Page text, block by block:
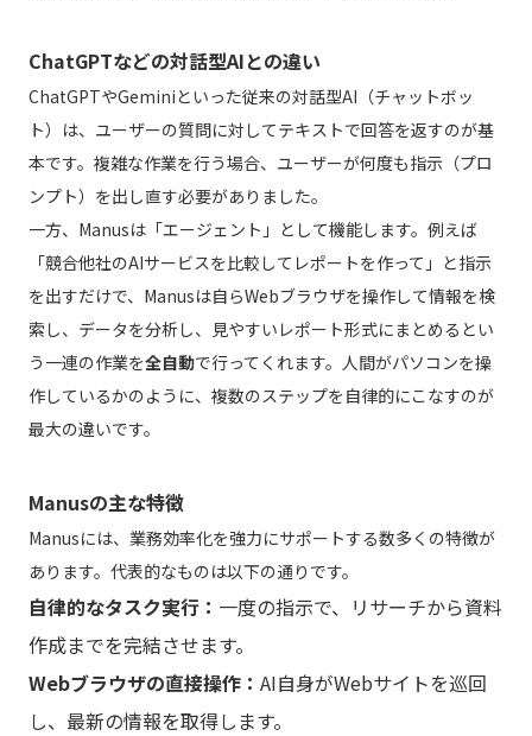
ChatGPTなどの対話型AIとの違い
ChatGPTやGeminiといった従来の対話型AI（チャットボッ
ト）は、ユーザーの質問に対してテキストで回答を返すのが基
本です。複雑な作業を行う場合、ユーザーが何度も指示（プロ
ンプト）を出し直す必要がありました。
一方、Manusは「エージェント」として機能します。例えば
「競合他社のAIサービスを比較してレポートを作って」と指示
を出すだけで、Manusは自らWebブラウザを操作して情報を検
索し、データを分析し、見やすいレポート形式にまとめるとい
う一連の作業を全自動で行ってくれます。人間がパソコンを操
作しているかのように、複数のステップを自律的にこなすのが
最大の違いです。
Manusの主な特徴
Manusには、業務効率化を強力にサポートする数多くの特徴が
あります。代表的なものは以下の通りです。
自律的なタスク実行： 一度の指示で、リサーチから資料
作成までを完結させます。
Webブラウザの直接操作： AI自身がWebサイトを巡回
し、最新の情報を取得します。